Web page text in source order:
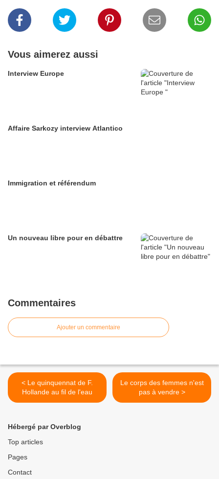
Vous aimerez aussi
Interview Europe
Affaire Sarkozy interview Atlantico
Immigration et référendum
Un nouveau libre pour en débattre
Commentaires
Ajouter un commentaire
< Le quinquennat de F.
Hollande au fil de l'eau
Le corps des femmes n'est
pas à vendre >
Hébergé par Overblog
Top articles
Pages
Contact